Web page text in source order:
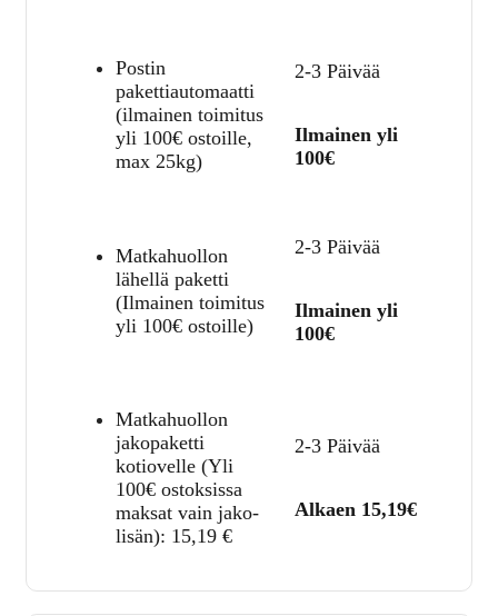
Postin
pakettiautomaatti
(ilmainen toimitus
yli 100€ ostoille,
max 25kg)
2-3 Päivää
Ilmainen yli
100€
Matkahuollon
lähellä paketti
(Ilmainen toimitus
yli 100€ ostoille)
2-3 Päivää
Ilmainen yli
100€
Matkahuollon
jakopaketti
kotiovelle (Yli
100€ ostoksissa
maksat vain jako-
lisän): 15,19 €
2-3 Päivää
Alkaen 15,19€